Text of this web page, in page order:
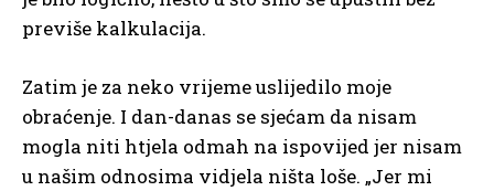
previše kalkulacija.
Zatim je za neko vrijeme uslijedilo moje
obraćenje. I dan-danas se sjećam da nisam
mogla niti htjela odmah na ispovijed jer nisam
u našim odnosima vidjela ništa loše. „Jer mi